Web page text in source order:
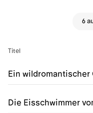
6
Titel
Ein wildromantischer
Die Eisschwimmer